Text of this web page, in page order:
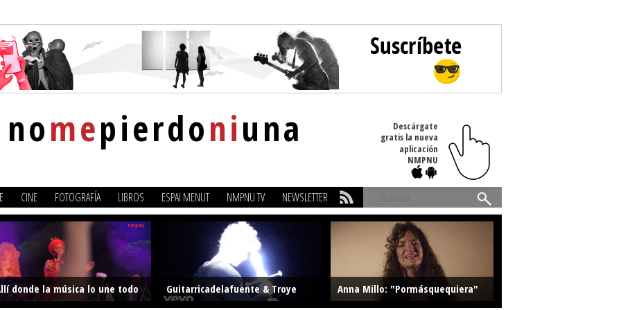
nomepierdoniuna
Descárgate
gratis la nueva
aplicación
NMPNU
CINE FOTOGRAFÍA LIBROS ESPAI MENUT NMPNU TV NEWSLETTER
Buscar
donde la música lo une todo
Guitarricadelafuente & Troye
Anna Millo: "Pormásquequiera"